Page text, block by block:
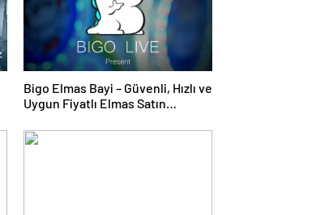
Bigo Elmas Bayi – Güvenli, Hızlı ve
Uygun Fiyatlı Elmas Satın